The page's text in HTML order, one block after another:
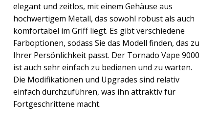
elegant und zeitlos, mit einem Gehäuse aus
hochwertigem Metall, das sowohl robust als auch
komfortabel im Griff liegt. Es gibt verschiedene
Farboptionen, sodass Sie das Modell finden, das zu
Ihrer Persönlichkeit passt. Der Tornado Vape 9000
ist auch sehr einfach zu bedienen und zu warten.
Die Modifikationen und Upgrades sind relativ
einfach durchzuführen, was ihn attraktiv für
Fortgeschrittene macht.